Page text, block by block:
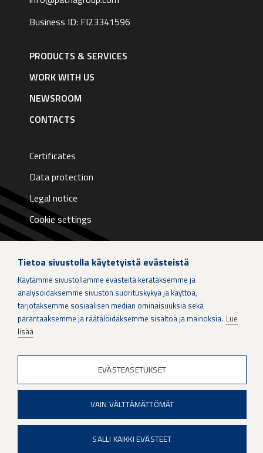
Business ID: FI23341596
navigation
|PRODUCTS & SERVICES
WORK WITH US
NEWSROOM
CONTACTS
Certificates
Data protection
Legal notice
Cookie settings
LinkedIn
Instagram
Youtube
Tietoa sivustolla käytetyistä evästeistä
Käytämme sivustollamme evästeitä kerätäksemme ja
analysoidaksemme sivuston suorituskykyä ja käyttöä,
tarjotaksemme sosiaalisen median ominaisuuksia sekä
parantaaksemme ja räätälöidäksemme sisältöä ja mainoksia. Lue
lisää
EVÄSTEASETUKSET
VAIN VÄLTTÄMÄTTÖMÄT
SALLI KAIKKI EVÄSTEET